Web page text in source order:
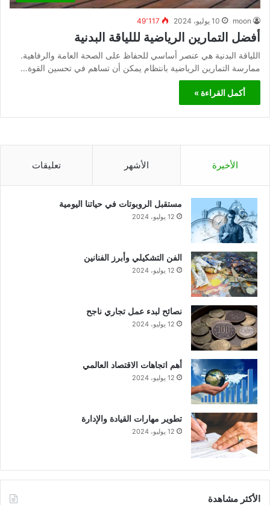
moon 10 يوليو، 2024 49٬117
أفضل التمارين الرياضية لللياقة البدنية
اللياقة البدنية هي عنصر أساسي للحفاظ على الصحة العامة والرفاهية.
ممارسة التمارين الرياضية بانتظام يمكن أن تساهم في تحسين القوة…
أكمل القراءة »
الأخيرة الأشهر تعليقات
مستقبل الروبوتات في حياتنا اليومية
12 يوليو، 2024
الفن التشكيلي وأبرز الفنانين
12 يوليو، 2024
نصائح لبدء عمل تجاري ناجح
12 يوليو، 2024
أهم اتجاهات الاقتصاد العالمي
12 يوليو، 2024
تطوير مهارات القيادة والإدارة
12 يوليو، 2024
الأكثر مشاهدة